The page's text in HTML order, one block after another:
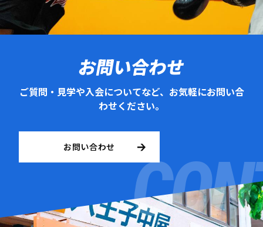
お問い合わせ
ご質問・見学や入会についてなど、お気軽にお問い合
わせください。
お問い合わせ